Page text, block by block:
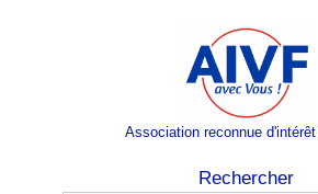
Association reconnue d'intérêt
Rechercher